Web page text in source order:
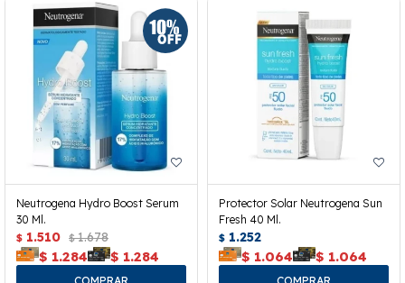
Neutrogena Hydro Boost Serum
30 Ml.
$ 1.510 $ 1.678
$ 1.284 $ 1.284
Protector Solar Neutrogena Sun
Fresh 40 Ml.
$ 1.252
$ 1.064 $ 1.064